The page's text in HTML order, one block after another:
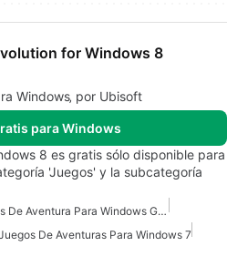
for Windows 8
Windows‚ por Ubisoft
para Windows
8 es gratis sólo disponible para
'Juegos' y la subcategoría
Juegos De Aventura Para Windows Gratis
Juegos De Aventuras Para Windows 7